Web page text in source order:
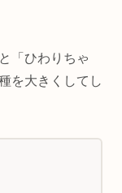
「ひわりちゃ
を大きくしてし